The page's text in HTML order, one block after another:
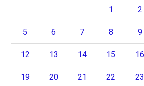
1 2
5 6 7 8 9
12 13 14 15 16
19 20 21 22 23